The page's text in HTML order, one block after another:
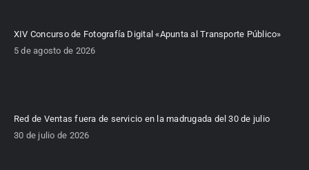
XIV Concurso de Fotografía Digital «Apunta al Transporte Público»
5 de agosto de 2026
Red de Ventas fuera de servicio en la madrugada del 30 de julio
30 de julio de 2026